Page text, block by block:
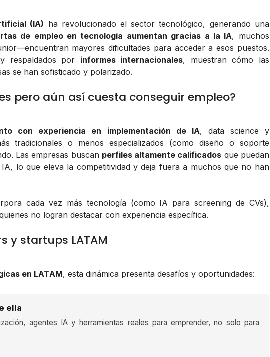
(IA) ha revolucionado el sector tecnológico, generando una
de empleo en tecnología aumentan gracias a la IA, muchos
mayores dificultades para acceder a esos puestos.
y respaldados por informes internacionales, muestran cómo las
se han sofisticado y polarizado.
pero aún así cuesta conseguir empleo?
con experiencia en implementación de IA, data science y
tradicionales o menos especializados (como diseño o soporte
Las empresas buscan perfiles altamente calificados que puedan
lo que eleva la competitividad y deja fuera a muchos que no han
cada vez más tecnología (como IA para screening de CVs),
no logran destacar con experiencia específica.
y startups LATAM
en LATAM, esta dinámica presenta desafíos y oportunidades:
ella
agentes IA y herramientas reales para emprender, no solo para